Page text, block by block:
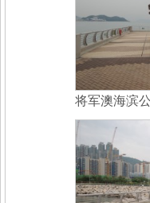
将军澳海滨